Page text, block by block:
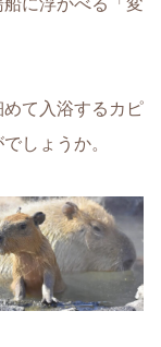
に浮かべる「変
て入浴するカピ
しょうか。